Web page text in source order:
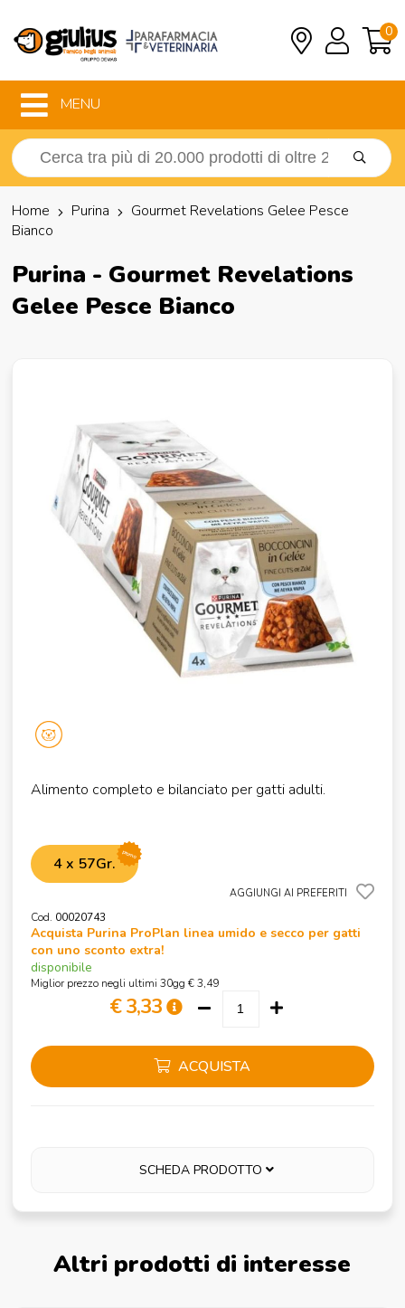
0
MENU
Home Purina
Gourmet Revelations Gelee Pesce
Bianco
Purina - Gourmet Revelations
Gelee Pesce Bianco
Alimento completo e bilanciato per gatti adulti.
4 x 57Gr. promo
AGGIUNGI AI PREFERITI
Cod. 00020743
Acquista Purina ProPlan linea umido e secco per gatti
con uno sconto extra!
disponibile
Miglior prezzo negli ultimi 30gg € 3,49
€ 3,33
ACQUISTA
SCHEDA PRODOTTO
Altri prodotti di interesse